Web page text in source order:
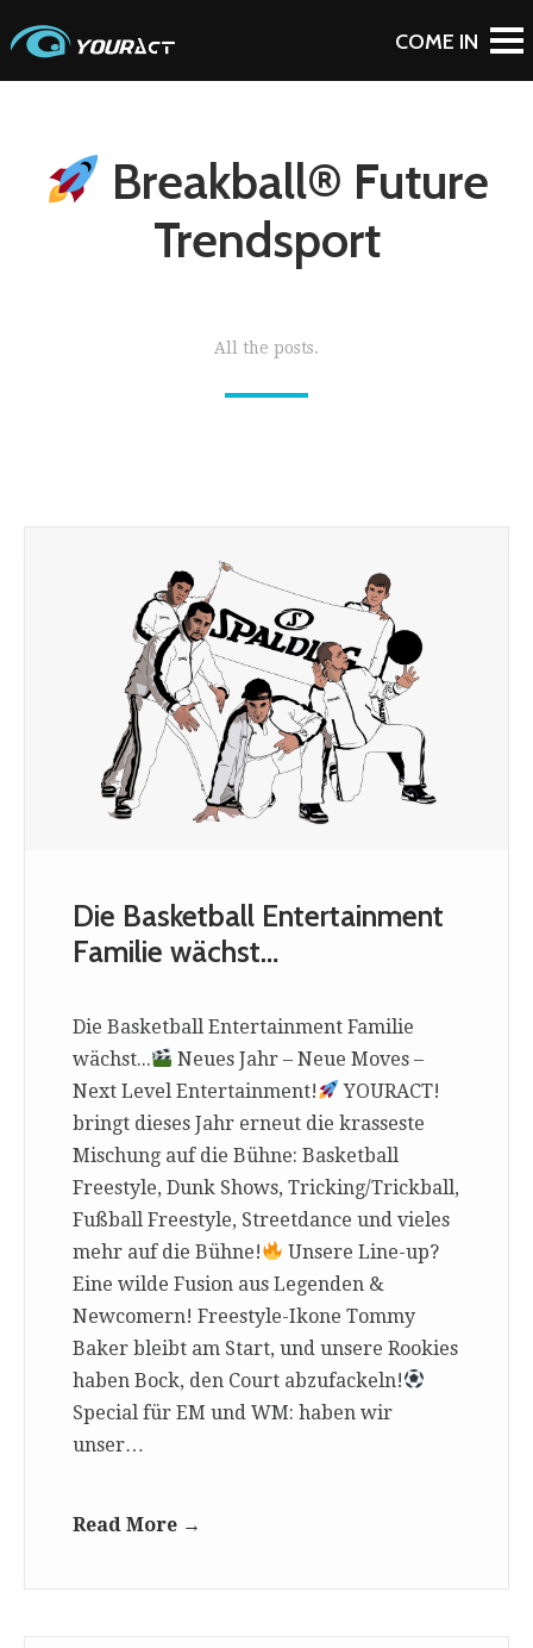
Breakball® Future
Trendsport
All the posts.
Die Basketball Entertainment
Familie wächst…
Die Basketball Entertainment Familie
wächst...
Neues Jahr – Neue Moves –
Next Level Entertainment!
YOURACT!
bringt dieses Jahr erneut die krasseste
Mischung auf die Bühne: Basketball
Freestyle, Dunk Shows, Tricking/Trickball,
Fußball Freestyle, Streetdance und vieles
mehr auf die Bühne!
Unsere Line-up?
Eine wilde Fusion aus Legenden &
Newcomern! Freestyle-Ikone Tommy
Baker bleibt am Start, und unsere Rookies
haben Bock, den Court abzufackeln!
Special für EM und WM: haben wir
unser…
Read More →